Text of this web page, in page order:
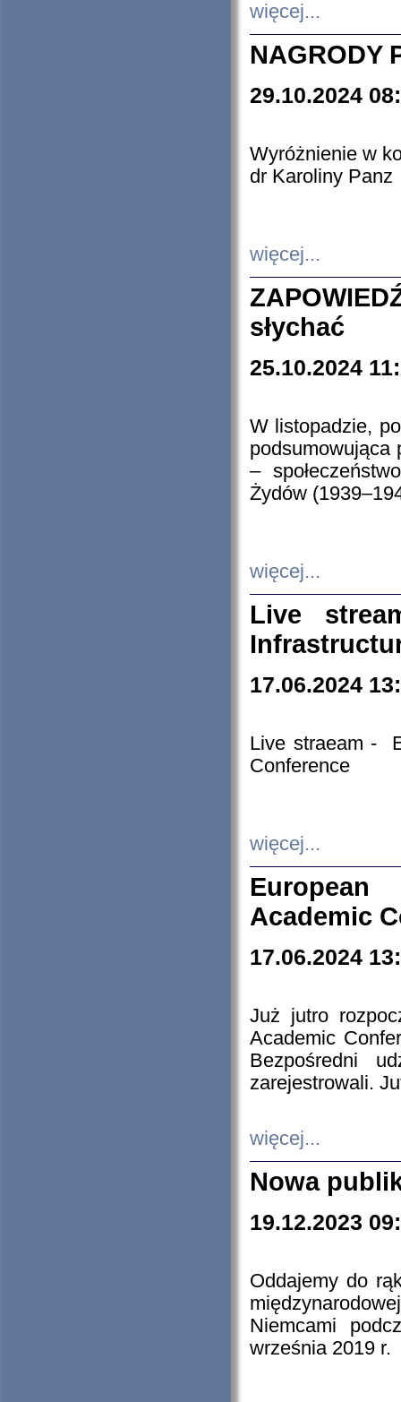
więcej...
NAGRODY
29.10.2024
Wyróżnienie w
dr Karoliny Panz
więcej...
słychać
25.10.2024
W listopadzie,
podsumowująca
–
Żydów
więcej...
Live
17.06.2024
Live straeam -
Conference
więcej...
European
Academic
17.06.2024
Już jutro
Academic
Bezpośredni
zarejestrowali.
więcej...
Nowa
19.12.2023
Oddajemy do
Niemcami
września 2019 r.